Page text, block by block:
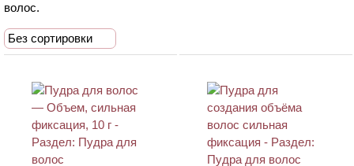
волос.
Без сортировки